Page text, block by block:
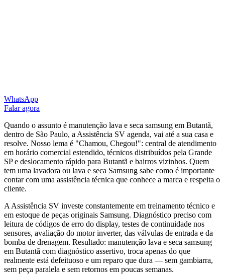
WhatsApp
Falar agora
Quando o assunto é manutenção lava e seca samsung em Butantã,
dentro de São Paulo, a Assistência SV agenda, vai até a sua casa e
resolve. Nosso lema é "Chamou, Chegou!": central de atendimento
em horário comercial estendido, técnicos distribuídos pela Grande
SP e deslocamento rápido para Butantã e bairros vizinhos. Quem
tem uma lavadora ou lava e seca Samsung sabe como é importante
contar com uma assistência técnica que conhece a marca e respeita o
cliente.
A Assistência SV investe constantemente em treinamento técnico e
em estoque de peças originais Samsung. Diagnóstico preciso com
leitura de códigos de erro do display, testes de continuidade nos
sensores, avaliação do motor inverter, das válvulas de entrada e da
bomba de drenagem. Resultado: manutenção lava e seca samsung
em Butantã com diagnóstico assertivo, troca apenas do que
realmente está defeituoso e um reparo que dura — sem gambiarra,
sem peça paralela e sem retornos em poucas semanas.